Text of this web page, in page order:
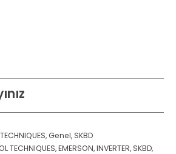
,Genel, SKBD
TECHNIQUES,EMERSON,INVERTER, SKBD,